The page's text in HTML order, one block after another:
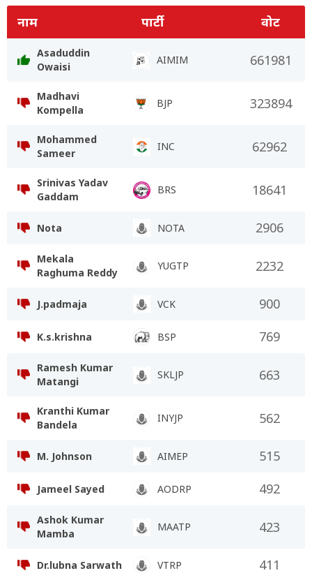
नाम
पार्टी वोट
Asaduddin
Owaisi
AIMIM 661981
Madhavi
Kompella
BJP 323894
Mohammed
Sameer
INC 62962
Srinivas Yadav
Gaddam
BRS 18641
Nota NOTA 2906
Mekala
Raghuma Reddy
YUGTP 2232
J.padmaja VCK 900
K.s.krishna BSP 769
Ramesh Kumar
Matangi
SKLJP 663
Kranthi Kumar
Bandela
INYJP 562
M. Johnson AIMEP 515
Jameel Sayed AODRP 492
Ashok Kumar
Mamba
MAATP 423
Dr.lubna Sarwath VTRP 411